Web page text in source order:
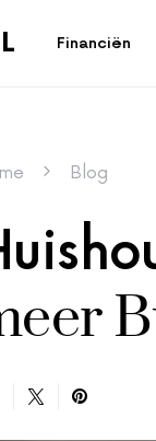
Financiën
Blog